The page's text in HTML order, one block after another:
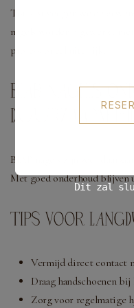
Tot slot voegen we de
nagels worden afgewerkt
professioneel uiterlijk.
BIAB NAGELS
BIAB nagels zijn zeer
Met goed onderhoud blijven
TIPS VOOR
Vermijd direct contact
Draag handschoenen
Zorg voor regelmatige
Dit zal